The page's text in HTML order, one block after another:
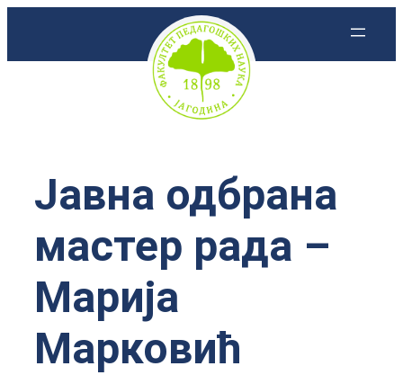
Јавна одбрана
мастер рада –
Марија
Марковић